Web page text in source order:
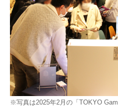
※写真は2025年2月の「TOKYO